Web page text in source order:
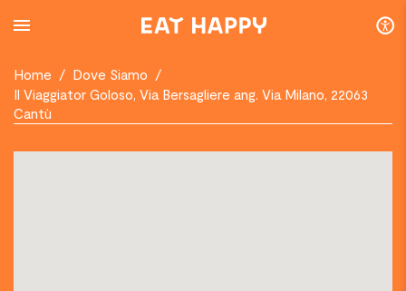
TO
Home / Dove Siamo /
Il Viaggiator Goloso, Via Bersagliere ang. Via Milano, 22063
Cantù